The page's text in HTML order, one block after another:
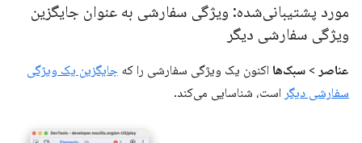
مورد پشتیبانی‌شده: ویژگی سفارشی به عنوان جایگزین
ویژگی سفارشی دیگر
عناصر > سبک‌ها اکنون یک ویژگی سفارشی را که جایگزین یک ویژگی
سفارشی دیگر است، شناسایی می‌کند.